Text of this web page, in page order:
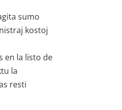
sumo
kostoj
en la listo de
la
resti